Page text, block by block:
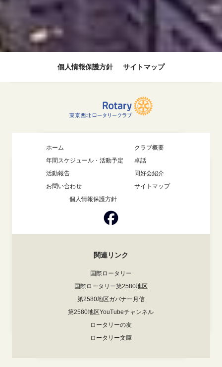
個人情報保護方針 サイトマップ
ホーム
クラブ概要
年間スケジュール・活動予定
卓話
活動報告
同好会紹介
お問い合わせ
サイトマップ
個人情報保護方針
関連リンク
国際ロータリー
国際ロータリー第2580地区
第2580地区ガバナー月信
第2580地区YouTubeチャンネル
ロータリーの友
ロータリー文庫